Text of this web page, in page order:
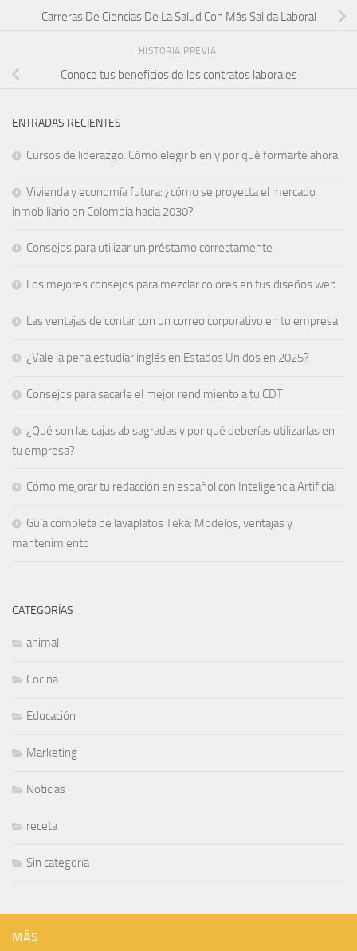
Carreras De Ciencias De La Salud Con Más Salida Laboral
HISTORIA PREVIA
Conoce tus beneficios de los contratos laborales
ENTRADAS RECIENTES
Cursos de liderazgo: Cómo elegir bien y por qué formarte ahora
Vivienda y economía futura: ¿cómo se proyecta el mercado
inmobiliario en Colombia hacia 2030?
Consejos para utilizar un préstamo correctamente
Los mejores consejos para mezclar colores en tus diseños web
Las ventajas de contar con un correo corporativo en tu empresa
¿Vale la pena estudiar inglés en Estados Unidos en 2025?
Consejos para sacarle el mejor rendimiento a tu CDT
¿Qué son las cajas abisagradas y por qué deberías utilizarlas en
tu empresa?
Cómo mejorar tu redacción en español con Inteligencia Artificial
Guía completa de lavaplatos Teka: Modelos, ventajas y
mantenimiento
CATEGORÍAS
animal
Cocina
Educación
Marketing
Noticias
receta
Sin categoría
MÁS